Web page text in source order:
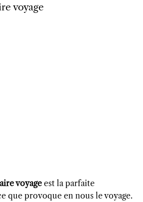
voyage
voyageest la parfaite
que provoque en nous le voyage.